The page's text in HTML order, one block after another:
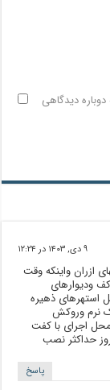
دیدگاهی
۹ دی, ۱۴۰۳ در ۱۲:۲۴
ازران واینکه وقت
ودیوارهای
استهرهای ذهیره
نرم وروکش
اجرای با کفت
حداکثر نصب
پاسخ